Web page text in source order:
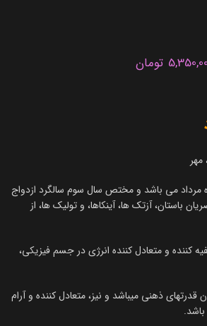
تومان
مهر
مرداد می باشد و مختص سال سوم سالگرد ازدواج
باستان، آزتک ها، آینکاها، و تولیک ها، از
کننده و متعادل کننده انرژی در جسم فیزیکی،
قدرتهای ذهنی میباشد و نیز، متعادل کننده و آرام